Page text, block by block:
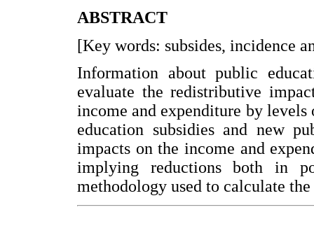
ABSTRACT
[Key words: subsides, incidence
Information about public
evaluate the redistributive
income and expenditure by
education subsidies and new
impacts on the income and
implying reductions both in
methodology used to calculate the